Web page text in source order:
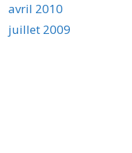
avril 2010
juillet 2009